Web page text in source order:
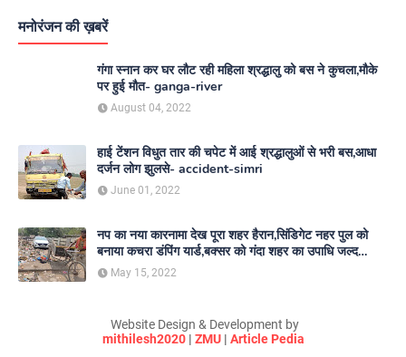
मनोरंजन की ख़बरें
गंगा स्नान कर घर लौट रही महिला श्रद्धालु को बस ने कुचला,मौके
पर हुई मौत- ganga-river
August 04, 2022
हाई टेंशन विधुत तार की चपेट में आई श्रद्धालुओं से भरी बस,आधा
दर्जन लोग झुलसे- accident-simri
June 01, 2022
नप का नया कारनामा देख पूरा शहर हैरान,सिंडिगेट नहर पुल को
बनाया कचरा डंपिंग यार्ड,बक्सर को गंदा शहर का उपाधि जल्द
दिलाएगा नगर परिषद- nagar-parishad
May 15, 2022
Website Design & Development by
mithilesh2020| ZMU| Article Pedia